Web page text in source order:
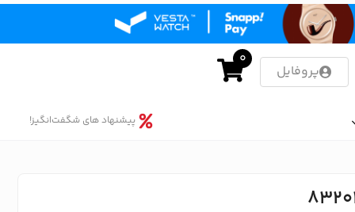
پروفایل
0
پیشنهاد های شگفت‌انگیز!